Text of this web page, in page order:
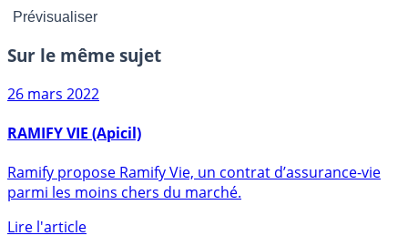
Sur le même sujet
26 mars 2022
RAMIFY VIE (Apicil)
parmi les moins chers du marché.